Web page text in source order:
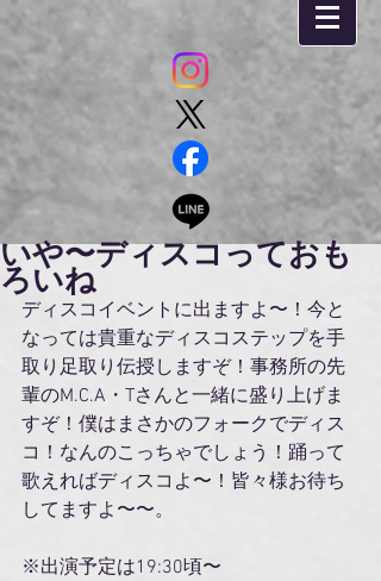
いや〜ディスコっておも
ろいね
ディスコイベントに出ますよ〜！今と
なっては貴重なディスコステップを手
取り足取り伝授しますぞ！事務所の先
輩のM.C.A・Tさんと一緒に盛り上げま
すぞ！僕はまさかのフォークでディス
コ！なんのこっちゃでしょう！踊って
歌えればディスコよ〜！皆々様お待ち
してますよ〜〜。
※出演予定は19:30頃〜